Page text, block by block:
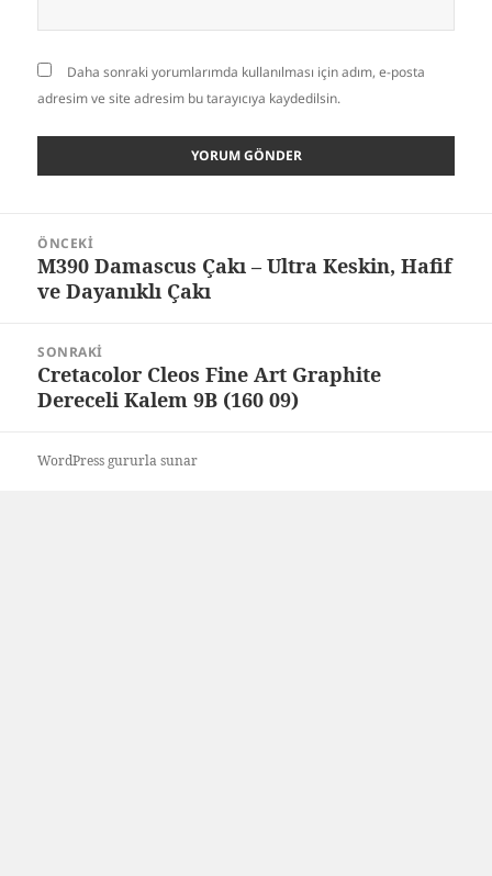
Daha sonraki yorumlarımda kullanılması için adım, e-posta
adresim ve site adresim bu tarayıcıya kaydedilsin.
gezinmesi
ÖNCEKI
Önceki
yazı:
M390 Damascus Çakı – Ultra Keskin, Hafif
ve Dayanıklı Çakı
SONRAKI
Sonraki
yazı:
Cretacolor Cleos Fine Art Graphite
Dereceli Kalem 9B (160 09)
WordPress gururla sunar